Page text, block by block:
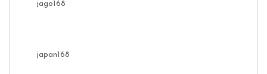
jago168
japan168